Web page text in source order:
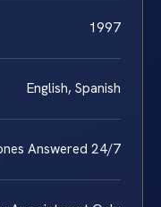
1997
English, Spanish
Answered 24/7